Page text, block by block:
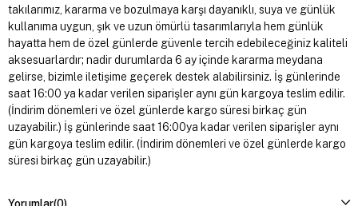
takılarımız, kararma ve bozulmaya karşı dayanıklı, suya ve günlük
kullanıma uygun, şık ve uzun ömürlü tasarımlarıyla hem günlük
hayatta hem de özel günlerde güvenle tercih edebileceğiniz kaliteli
aksesuarlardır; nadir durumlarda 6 ay içinde kararma meydana
gelirse, bizimle iletişime geçerek destek alabilirsiniz. İş günlerinde
saat 16:00 ya kadar verilen siparişler aynı gün kargoya teslim edilir.
(İndirim dönemleri ve özel günlerde kargo süresi birkaç gün
uzayabilir.) İş günlerinde saat 16:00ya kadar verilen siparişler aynı
gün kargoya teslim edilir. (İndirim dönemleri ve özel günlerde kargo
süresi birkaç gün uzayabilir.)
Yorumlar(0)